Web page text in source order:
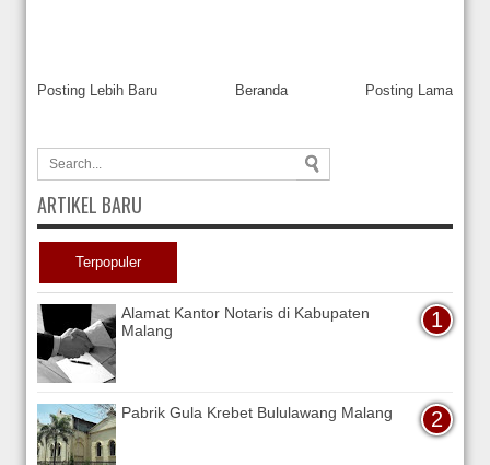
Posting Lebih Baru Posting Lama
Beranda
ARTIKEL BARU
Terpopuler
Alamat Kantor Notaris di Kabupaten
Malang
Pabrik Gula Krebet Bululawang Malang